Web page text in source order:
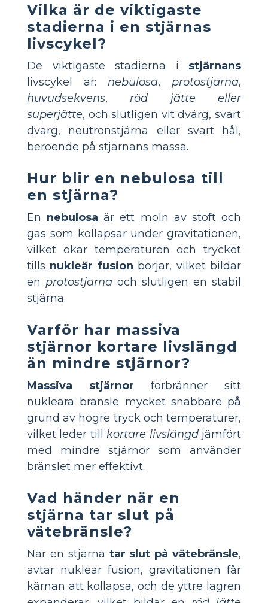
Vilka är de viktigaste
stadierna i en stjärnas
livscykel?
De viktigaste stadierna i stjärnans
livscykel är: nebulosa, protostjärna,
huvudsekvens, röd jätte eller
superjätte, och slutligen vit dvärg, svart
dvärg, neutronstjärna eller svart hål,
beroende på stjärnans massa.
Hur blir en nebulosa till
en stjärna?
En nebulosa är ett moln av stoft och
gas som kollapsar under gravitationen,
vilket ökar temperaturen och trycket
tills nukleär fusion börjar, vilket bildar
en protostjärna och slutligen en stabil
stjärna.
Varför har massiva
stjärnor kortare livslängd
än mindre stjärnor?
Massiva stjärnor förbränner sitt
nukleära bränsle mycket snabbare på
grund av högre tryck och temperaturer,
vilket leder till kortare livslängdjämfört
med mindre stjärnor som använder
bränslet mer effektivt.
Vad händer när en
stjärna tar slut på
vätebränsle?
När en stjärna tar slut på vätebränsle,
avtar nukleär fusion, gravitationen får
kärnan att kollapsa, och de yttre lagren